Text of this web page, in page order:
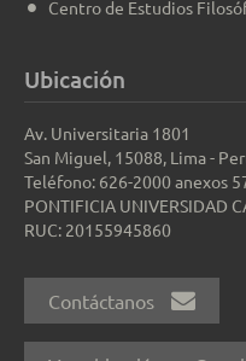
Centro de Estudios
Ubicación
Av. Universitaria 1801
San Miguel, 15088, Lima -
Teléfono: 626-2000 anexos
PONTIFICIA UNIVERSIDAD
RUC: 20155945860
Contáctanos